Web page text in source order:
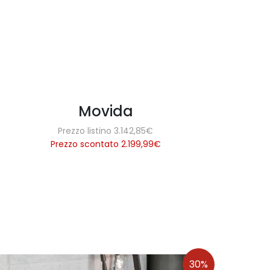
Movida
Prezzo listino 3.142,85€
Prezzo scontato 2.199,99€
30%